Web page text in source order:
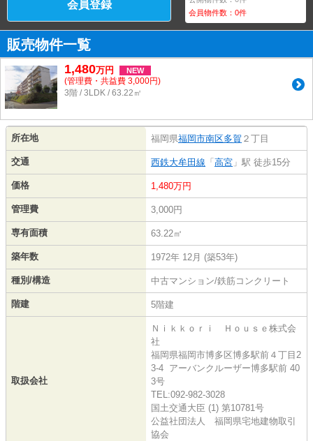
会員登録
会員物件数：0件
販売物件一覧
1,480万円 NEW
(管理費・共益費 3,000円)
3階 / 3LDK / 63.22㎡
所在地 福岡県福岡市南区多賀 ２丁目
交通 西鉄大牟田線 「 高宮 」駅 徒歩15分
価格 1,480万円
管理費 3,000円
専有面積 63.22㎡
築年数 1972年 12月 (築53年)
種別/構造 中古マンション/鉄筋コンクリート
階建 5階建
取扱会社
Ｎｉｋｋｏｒｉ Ｈｏｕｓｅ株式会
社
福岡県福岡市博多区博多駅前４丁目2
3-4 アーバンクルーザー博多駅前 40
3号
TEL:092-982-3028
国土交通大臣 (1) 第10781号
公益社団法人 福岡県宅地建物取引
協会